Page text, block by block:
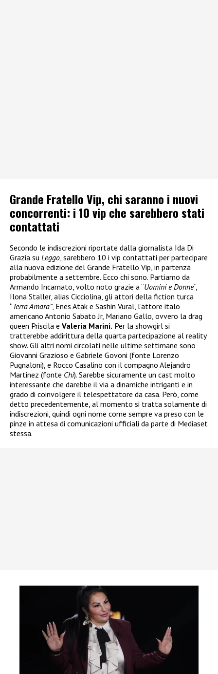
Grande Fratello Vip, chi saranno i nuovi
concorrenti: i 10 vip che sarebbero stati
contattati
Secondo le indiscrezioni riportate dalla giornalista Ida Di
Grazia su Leggo, sarebbero 10 i vip contattati per partecipare
alla nuova edizione del Grande Fratello Vip, in partenza
probabilmente a settembre. Ecco chi sono. Partiamo da
Armando Incarnato, volto noto grazie a “Uomini e Donne“,
Ilona Staller, alias Cicciolina, gli attori della fiction turca
“Terra Amara”, Enes Atak e Sashin Vural, l’attore italo
americano Antonio Sabato Jr, Mariano Gallo, ovvero la drag
queen Priscila e Valeria Marini. Per la showgirl si
tratterebbe addirittura della quarta partecipazione al reality
show. Gli altri nomi circolati nelle ultime settimane sono
Giovanni Grazioso e Gabriele Govoni (fonte Lorenzo
Pugnaloni), e Rocco Casalino con il compagno Alejandro
Martinez (fonte Chi). Sarebbe sicuramente un cast molto
interessante che darebbe il via a dinamiche intriganti e in
grado di coinvolgere il telespettatore da casa. Però, come
detto precedentemente, al momento si tratta solamente di
indiscrezioni, quindi ogni nome come sempre va preso con le
pinze in attesa di comunicazioni ufficiali da parte di Mediaset
stessa.